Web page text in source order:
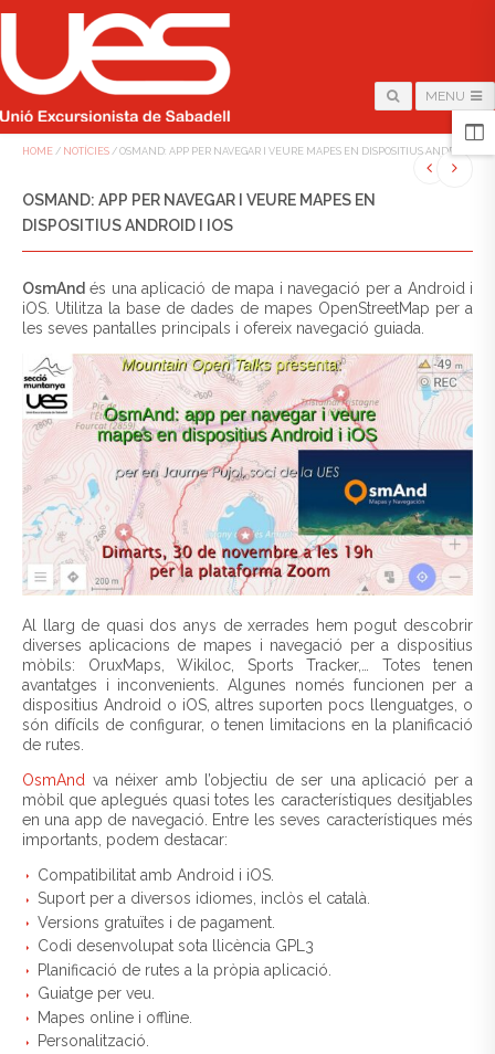
MENU
HOME / NOTÍCIES / OSMAND: APP PER NAVEGAR I VEURE MAPES EN DISPOSITIUS ANDROID I IOS
OSMAND: APP PER NAVEGAR I VEURE MAPES EN
DISPOSITIUS ANDROID I IOS
OsmAnd és una aplicació de mapa i navegació per a Android i
iOS. Utilitza la base de dades de mapes OpenStreetMap per a
les seves pantalles principals i ofereix navegació guiada.
Al llarg de quasi dos anys de xerrades hem pogut descobrir
diverses aplicacions de mapes i navegació per a dispositius
mòbils: OruxMaps, Wikiloc, Sports Tracker,… Totes tenen
avantatges i inconvenients. Algunes només funcionen per a
dispositius Android o iOS, altres suporten pocs llenguatges, o
són difícils de configurar, o tenen limitacions en la planificació
de rutes.
OsmAnd va néixer amb l’objectiu de ser una aplicació per a
mòbil que aplegués quasi totes les característiques desitjables
en una app de navegació. Entre les seves característiques més
importants, podem destacar:
Compatibilitat amb Android i iOS.
Suport per a diversos idiomes, inclòs el català.
Versions gratuïtes i de pagament.
Codi desenvolupat sota llicència GPL3
Planificació de rutes a la pròpia aplicació.
Guiatge per veu.
Mapes online i offline.
Personalització.